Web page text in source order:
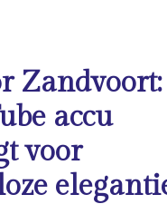
Zandvoort:
accu
voor